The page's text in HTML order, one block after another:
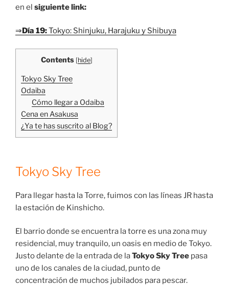
en el siguiente link:
⇒Día 19:Tokyo: Shinjuku, Harajuku y Shibuya
Contents [hide]
Tokyo Sky Tree
Odaiba
Cómo llegar a Odaiba
Cena en Asakusa
¿Ya te has suscrito al Blog?
Tokyo Sky Tree
Para llegar hasta la Torre, fuimos con las líneas JR hasta
la estación de Kinshicho.
El barrio donde se encuentra la torre es una zona muy
residencial, muy tranquilo, un oasis en medio de Tokyo.
Justo delante de la entrada de laTokyo Sky Tree pasa
uno de los canales de la ciudad, punto de
concentración de muchos jubilados para pescar.